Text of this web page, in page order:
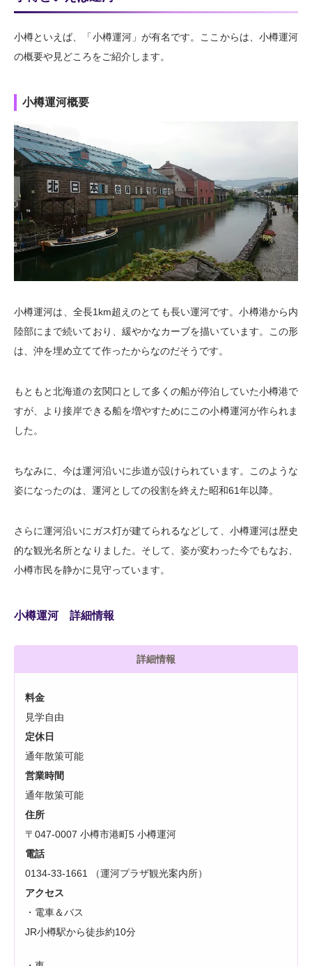
小樽といえば、「小樽運河」が有名です。ここからは、小樽運河
の概要や見どころをご紹介します。
小樽運河概要
小樽運河は、全長1km超えのとても長い運河です。小樽港から内
陸部にまで続いており、緩やかなカーブを描いています。この形
は、沖を埋め立てて作ったからなのだそうです。
もともと北海道の玄関口として多くの船が停泊していた小樽港で
すが、より接岸できる船を増やすためにこの小樽運河が作られま
した。
ちなみに、今は運河沿いに歩道が設けられています。このような
姿になったのは、運河としての役割を終えた昭和61年以降。
さらに運河沿いにガス灯が建てられるなどして、小樽運河は歴史
的な観光名所となりました。そして、姿が変わった今でもなお、
小樽市民を静かに見守っています。
小樽運河 詳細情報
詳細情報
料金
見学自由
定休日
通年散策可能
営業時間
通年散策可能
住所
〒047-0007 小樽市港町5 小樽運河
電話
0134-33-1661 （運河プラザ観光案内所）
アクセス
・電車＆バス
JR小樽駅から徒歩約10分